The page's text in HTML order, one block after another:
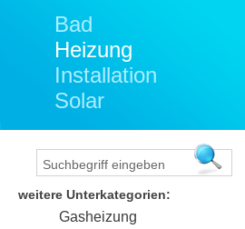
Bad
Heizung
Installation
Solar
weitere Unterkategorien:
Gasheizung